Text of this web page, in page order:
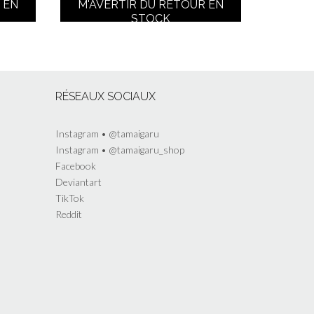
choisies
produit
choisies
M'AVERTIR DU RETOUR EN
STOCK
RÉSEAUX SOCIAUX
Instagram • @tamaigaru
Instagram • @tamaigaru_shop
Facebook
Deviantart
TikTok
Reddit